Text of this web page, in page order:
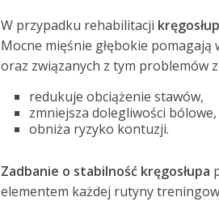
W przypadku rehabilitacji
Mocne mięśnie głębokie
oraz związanych z tym problemów
redukuje obciążenie stawów,
zmniejsza dolegliwości bólowe,
obniża ryzyko kontuzji.
Zadbanie o stabilność kręgosłupa
elementem każdej rutyny